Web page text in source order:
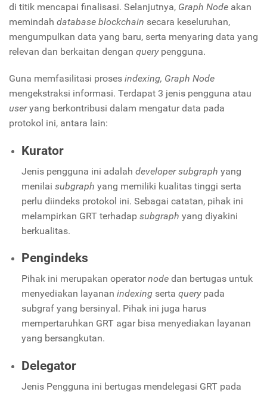
di titik mencapai finalisasi. Selanjutnya, Graph Node akan
memindah database blockchain secara keseluruhan,
mengumpulkan data yang baru, serta menyaring data yang
relevan dan berkaitan dengan query pengguna.
Guna memfasilitasi proses indexing, Graph Node
mengekstraksi informasi. Terdapat 3 jenis pengguna atau
useryang berkontribusi dalam mengatur data pada
protokol ini, antara lain:
Kurator
Jenis pengguna ini adalah developer subgraph yang
menilai subgraph yang memiliki kualitas tinggi serta
perlu diindeks protokol ini. Sebagai catatan, pihak ini
melampirkan GRT terhadap subgraph yang diyakini
berkualitas.
Pengindeks
Pihak ini merupakan operatornode dan bertugas untuk
menyediakan layanan indexing serta query pada
subgraf yang bersinyal. Pihak ini juga harus
mempertaruhkan GRT agar bisa menyediakan layanan
yang bersangkutan.
Delegator
Jenis Pengguna ini bertugas mendelegasi GRT pada